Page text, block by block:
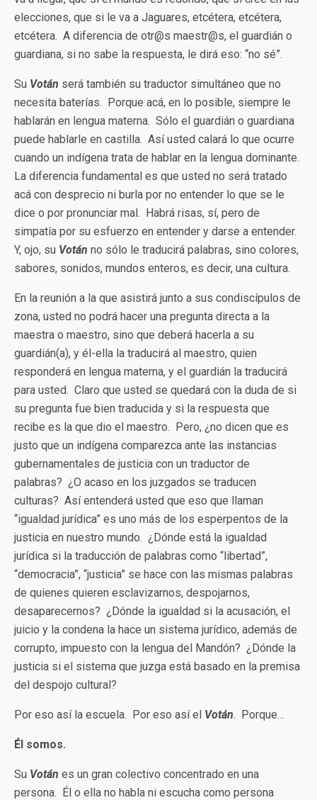
elecciones, que si le va a Jaguares, etcétera, etcétera,
etcétera. A diferencia de otr@s maestr@s, el guardián o
guardiana, si no sabe la respuesta, le dirá eso: “no sé”.
Su Votán será también su traductor simultáneo que no
necesita baterías. Porque acá, en lo posible, siempre le
hablarán en lengua materna. Sólo el guardián o guardiana
puede hablarle en castilla. Así usted calará lo que ocurre
cuando un indígena trata de hablar en la lengua dominante.
La diferencia fundamental es que usted no será tratado
acá con desprecio ni burla por no entender lo que se le
dice o por pronunciar mal. Habrá risas, sí, pero de
simpatía por su esfuerzo en entender y darse a entender.
Y, ojo, su Votán no sólo le traducirá palabras, sino colores,
sabores, sonidos, mundos enteros, es decir, una cultura.
En la reunión a la que asistirá junto a sus condiscípulos de
zona, usted no podrá hacer una pregunta directa a la
maestra o maestro, sino que deberá hacerla a su
guardián(a), y él-ella la traducirá al maestro, quien
responderá en lengua materna, y el guardián la traducirá
para usted. Claro que usted se quedará con la duda de si
su pregunta fue bien traducida y si la respuesta que
recibe es la que dio el maestro. Pero, ¿no dicen que es
justo que un indígena comparezca ante las instancias
gubernamentales de justicia con un traductor de
palabras? ¿O acaso en los juzgados se traducen
culturas? Así entenderá usted que eso que llaman
“igualdad jurídica” es uno más de los esperpentos de la
justicia en nuestro mundo. ¿Dónde está la igualdad
jurídica si la traducción de palabras como “libertad”,
“democracia”, “justicia” se hace con las mismas palabras
de quienes quieren esclavizarnos, despojarnos,
desaparecernos? ¿Dónde la igualdad si la acusación, el
juicio y la condena la hace un sistema jurídico, además de
corrupto, impuesto con la lengua del Mandón? ¿Dónde la
justicia si el sistema que juzga está basado en la premisa
del despojo cultural?
Por eso así la escuela. Por eso así el Votán. Porque…
Él somos.
Su Votán es un gran colectivo concentrado en una
persona. Él o ella no habla ni escucha como persona